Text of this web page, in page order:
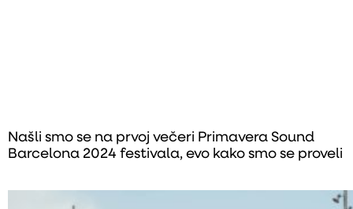
Našli smo se na prvoj večeri Primavera Sound
Barcelona 2024 festivala, evo kako smo se proveli